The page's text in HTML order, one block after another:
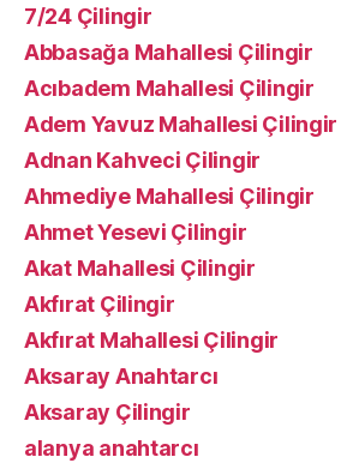
7/24 Çilingir
Abbasağa Mahallesi Çilingir
Acıbadem Mahallesi Çilingir
Adem Yavuz Mahallesi Çilingir
Adnan Kahveci Çilingir
Ahmediye Mahallesi Çilingir
Ahmet Yesevi Çilingir
Akat Mahallesi Çilingir
Akfırat Çilingir
Akfırat Mahallesi Çilingir
Aksaray Anahtarcı
Aksaray Çilingir
alanya anahtarcı